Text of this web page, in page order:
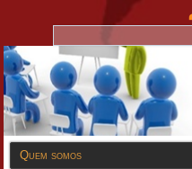
Quem somos